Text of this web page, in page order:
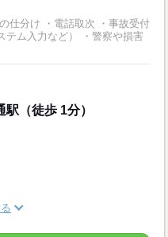
仕分け ・電話取次 ・事故受付
テム入力など） ・警察や損害
（徒歩 1分）